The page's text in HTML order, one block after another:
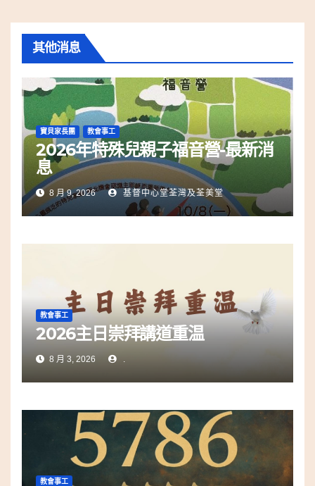
其他消息
寶貝家長團 教會事工
2026年特殊兒親子福音營-最新消
息
8 月 9, 2026 基督中心堂荃灣及荃美堂
教會事工
2026主日崇拜講道重温
8 月 3, 2026 .
教會事工